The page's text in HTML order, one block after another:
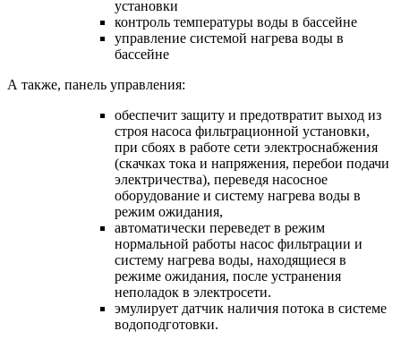
установки
контроль температуры воды в бассейне
управление системой нагрева воды в
бассейне
А также, панель управления:
обеспечит защиту и предотвратит выход из
строя насоса фильтрационной установки,
при сбоях в работе сети электроснабжения
(скачках тока и напряжения, перебои подачи
электричества), переведя насосное
оборудование и систему нагрева воды в
режим ожидания,
автоматически переведет в режим
нормальной работы насос фильтрации и
систему нагрева воды, находящиеся в
режиме ожидания, после устранения
неполадок в электросети.
эмулирует датчик наличия потока в системе
водоподготовки.